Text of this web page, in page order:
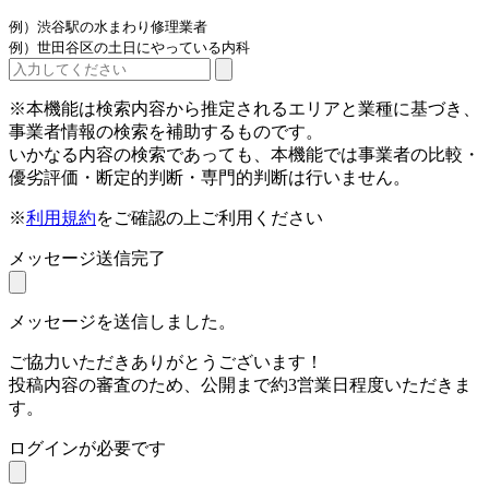
例）渋谷駅の水まわり修理業者
例）世田谷区の土日にやっている内科
※本機能は検索内容から推定されるエリアと業種に基づき、
事業者情報の検索を補助するものです。
いかなる内容の検索であっても、本機能では事業者の比較・
優劣評価・断定的判断・専門的判断は行いません。
※利用規約をご確認の上ご利用ください
メッセージ送信完了
メッセージを送信しました。
ご協力いただきありがとうございます！
投稿内容の審査のため、公開まで約3営業日程度いただきま
す。
ログインが必要です